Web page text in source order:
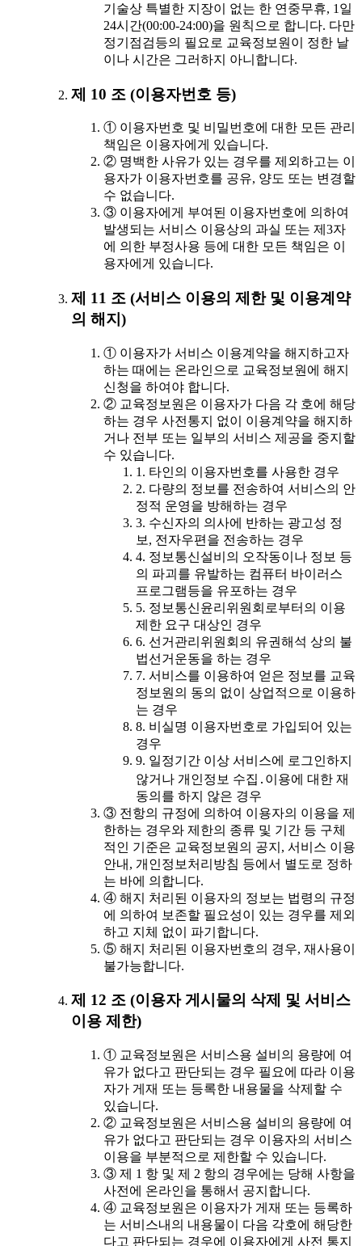
기술상 특별한 지장이 없는 한 연중무휴, 1일
24시간(00:00-24:00)을 원칙으로 합니다. 다만
정기점검등의 필요로 교육정보원이 정한 날
이나 시간은 그러하지 아니합니다.
제 10 조 (이용자번호 등)
① 이용자번호 및 비밀번호에 대한 모든 관리
책임은 이용자에게 있습니다.
② 명백한 사유가 있는 경우를 제외하고는 이
용자가 이용자번호를 공유, 양도 또는 변경할
수 없습니다.
③ 이용자에게 부여된 이용자번호에 의하여
발생되는 서비스 이용상의 과실 또는 제3자
에 의한 부정사용 등에 대한 모든 책임은 이
용자에게 있습니다.
제 11 조 (서비스 이용의 제한 및 이용계약
의 해지)
① 이용자가 서비스 이용계약을 해지하고자
하는 때에는 온라인으로 교육정보원에 해지
신청을 하여야 합니다.
② 교육정보원은 이용자가 다음 각 호에 해당
하는 경우 사전통지 없이 이용계약을 해지하
거나 전부 또는 일부의 서비스 제공을 중지할
수 있습니다.
1. 타인의 이용자번호를 사용한 경우
2. 다량의 정보를 전송하여 서비스의 안
정적 운영을 방해하는 경우
3. 수신자의 의사에 반하는 광고성 정
보, 전자우편을 전송하는 경우
4. 정보통신설비의 오작동이나 정보 등
의 파괴를 유발하는 컴퓨터 바이러스
프로그램등을 유포하는 경우
5. 정보통신윤리위원회로부터의 이용
제한 요구 대상인 경우
6. 선거관리위원회의 유권해석 상의 불
법선거운동을 하는 경우
7. 서비스를 이용하여 얻은 정보를 교육
정보원의 동의 없이 상업적으로 이용하
는 경우
8. 비실명 이용자번호로 가입되어 있는
경우
9. 일정기간 이상 서비스에 로그인하지
않거나 개인정보 수집․이용에 대한 재
동의를 하지 않은 경우
③ 전항의 규정에 의하여 이용자의 이용을 제
한하는 경우와 제한의 종류 및 기간 등 구체
적인 기준은 교육정보원의 공지, 서비스 이용
안내, 개인정보처리방침 등에서 별도로 정하
는 바에 의합니다.
④ 해지 처리된 이용자의 정보는 법령의 규정
에 의하여 보존할 필요성이 있는 경우를 제외
하고 지체 없이 파기합니다.
⑤ 해지 처리된 이용자번호의 경우, 재사용이
불가능합니다.
제 12 조 (이용자 게시물의 삭제 및 서비스
이용 제한)
① 교육정보원은 서비스용 설비의 용량에 여
유가 없다고 판단되는 경우 필요에 따라 이용
자가 게재 또는 등록한 내용물을 삭제할 수
있습니다.
② 교육정보원은 서비스용 설비의 용량에 여
유가 없다고 판단되는 경우 이용자의 서비스
이용을 부분적으로 제한할 수 있습니다.
③ 제 1 항 및 제 2 항의 경우에는 당해 사항을
사전에 온라인을 통해서 공지합니다.
④ 교육정보원은 이용자가 게재 또는 등록하
는 서비스내의 내용물이 다음 각호에 해당한
다고 판단되는 경우에 이용자에게 사전 통지